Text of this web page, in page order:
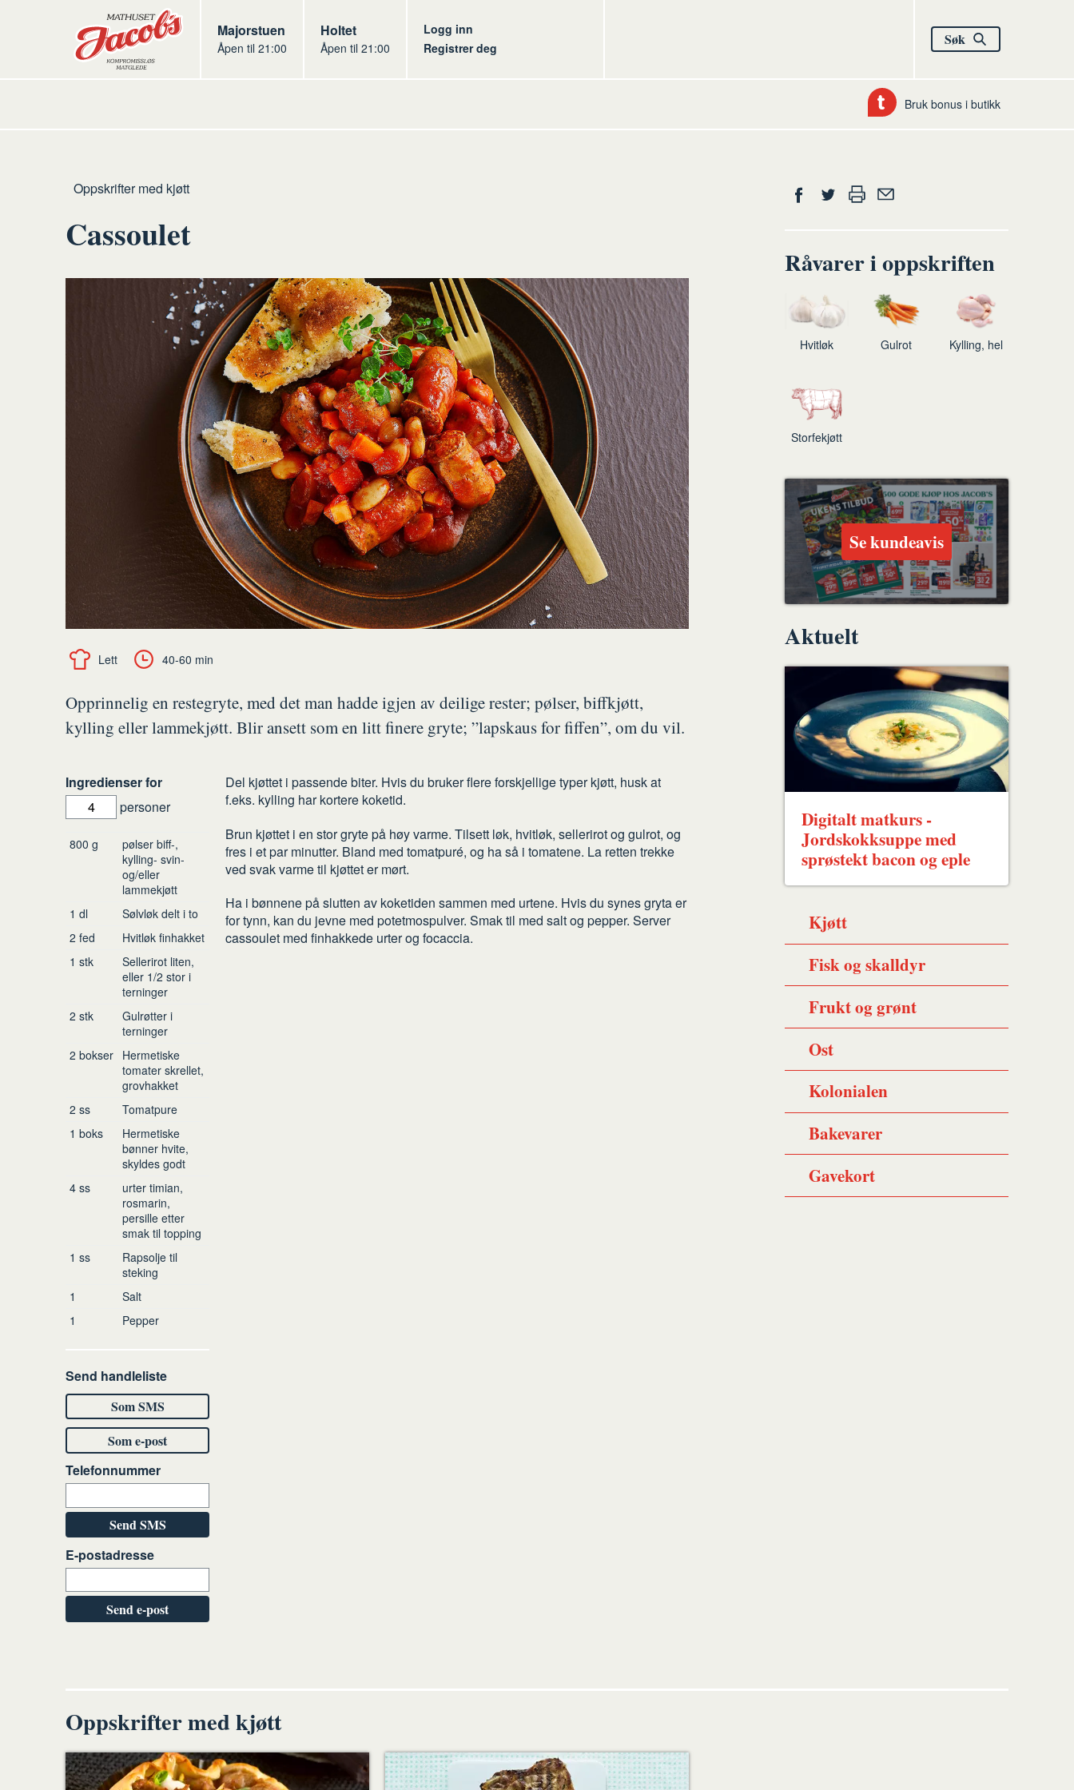
Butikker Jacobs
Majorstuen
Åpen til 21:00
Jacobs
Holtet
Åpen til 21:00
Logg inn
Registrer deg
Søk
Bruk bonus i butikk
Hjem
Kjøtt
Oppskrifter med kjøtt
Cassoulet
Lett 40-60 min
Opprinnelig en restegryte, med det man hadde igjen av deilige rester; pølser, biffkjøtt,
kylling eller lammekjøtt. Blir ansett som en litt finere gryte; ”lapskaus for fiffen”, om du vil.
Ingredienser for
personer
Ingredienser
800 g pølserbiff-,
kylling- svin-
og/eller
lammekjøtt
1 dl Sølvløkdelt i to
2 fed Hvitløkfinhakket
1 stk Sellerirot liten,
eller 1/2 stor i
terninger
2 stk Gulrøtteri
terninger
2 bokser Hermetiske
tomaterskrellet,
grovhakket
2 ss
Tomatpure
1 boks
Hermetiske
bønner hvite,
skyldes godt
4 ss urtertimian,
rosmarin,
persille etter
smak til topping
1 ss Rapsoljetil
steking
1
Salt
1
Pepper
Send handleliste
Som SMS
Som e-post
Telefonnummer
Send SMS
E-postadresse
Send e-post
Slik
gjør
du
Del kjøttet i passende biter. Hvis du bruker flere forskjellige typer kjøtt, husk at
f.eks. kylling har kortere koketid.
Brun kjøttet i en stor gryte på høy varme. Tilsett løk, hvitløk, sellerirot og gulrot, og
fres i et par minutter. Bland med tomatpuré, og ha så i tomatene. La retten trekke
ved svak varme til kjøttet er mørt.
Ha i bønnene på slutten av koketiden sammen med urtene. Hvis du synes gryta er
for tynn, kan du jevne med potetmospulver. Smak til med salt og pepper. Server
cassoulet med finhakkede urter og focaccia.
Del
Facebook
venn
Råvarer i oppskriften
Hvitløk Gulrot Kylling, hel
Storfekjøtt
Se kundeavis
Aktuelt
Digitalt matkurs -
Jordskokksuppe med
sprøstekt bacon og eple
Kjøtt
Fisk og skalldyr
Frukt og grønt
Ost
Kolonialen
Bakevarer
Gavekort
Oppskrifter med kjøtt